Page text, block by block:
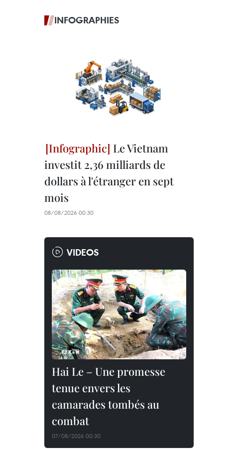
INFOGRAPHIES
Le Vietnam
investit 2,36 milliards de
dollars à l'étranger en sept
mois
08/08/2026 00:30
VIDEOS
Hai Le – Une promesse
tenue envers les
camarades tombés au
combat
07/08/2026 00:30